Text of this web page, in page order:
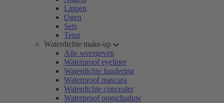
Lippen
Ogen
Sets
Teint
Waterdichte make-up
Alle weergeven
Waterproof eyeliner
Waterdichte fundering
Waterproof mascara
Waterdichte concealer
Waterproof oogschaduw